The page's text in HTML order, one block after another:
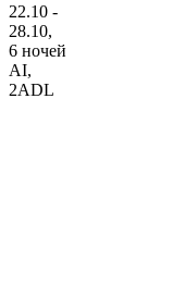
22.10 -
28.10,
6 ночей
AI,
2ADL